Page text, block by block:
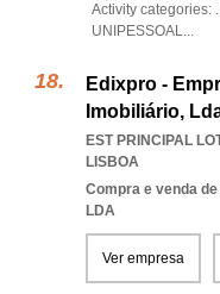
Activity categories:
UNIPESSOAL...
Edixpro -
Imobiliário,
EST PRINCIPAL
LISBOA
Compra e venda
LDA
Ver empresa